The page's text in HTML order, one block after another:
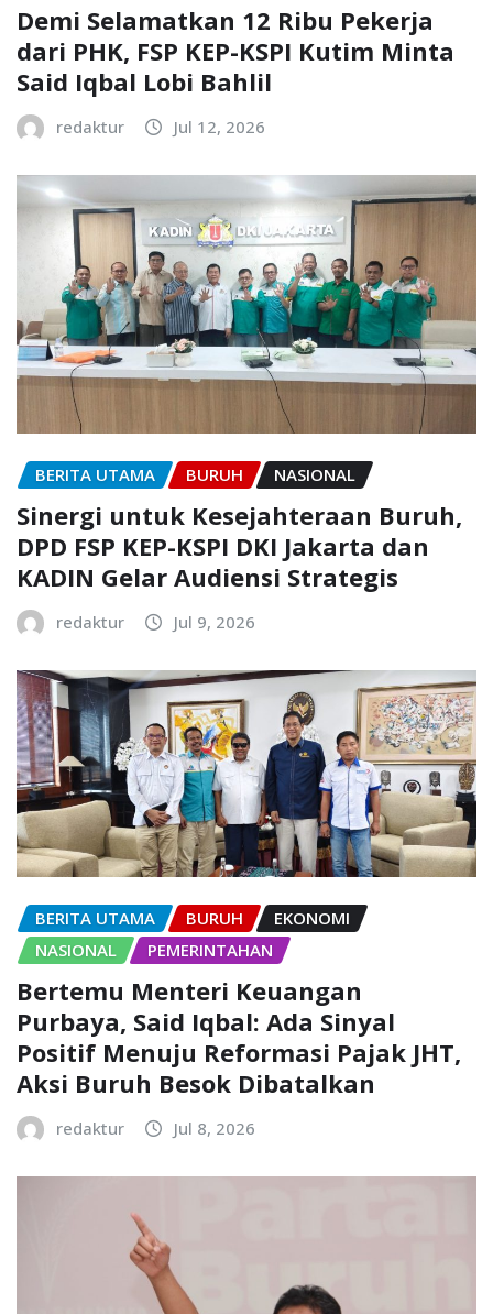
Demi Selamatkan 12 Ribu Pekerja
dari PHK, FSP KEP-KSPI Kutim Minta
Said Iqbal Lobi Bahlil
redaktur Jul 12, 2026
BERITA UTAMA BURUH NASIONAL
Sinergi untuk Kesejahteraan Buruh,
DPD FSP KEP-KSPI DKI Jakarta dan
KADIN Gelar Audiensi Strategis
redaktur Jul 9, 2026
BERITA UTAMA BURUH
EKONOMI
NASIONAL
PEMERINTAHAN
Bertemu Menteri Keuangan
Purbaya, Said Iqbal: Ada Sinyal
Positif Menuju Reformasi Pajak JHT,
Aksi Buruh Besok Dibatalkan
redaktur Jul 8, 2026